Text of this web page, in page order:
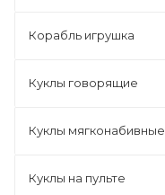
Корабль игрушка
Куклы говорящие
Куклы мягконабивные
Куклы на пульте